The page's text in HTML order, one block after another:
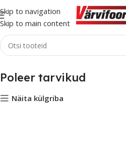
Skip to navigation
Skip to main content
Esileht Autohooldus Poleer tarvikud
Poleer tarvikud
Näita külgriba